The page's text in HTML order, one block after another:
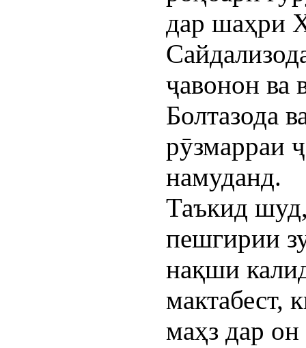
дар шаҳри
ҷавонон ва
Болтазода
рӯзмарраи
намуданд.
Таъкид
пешгирии
нақши
мактабест,
маҳз дар